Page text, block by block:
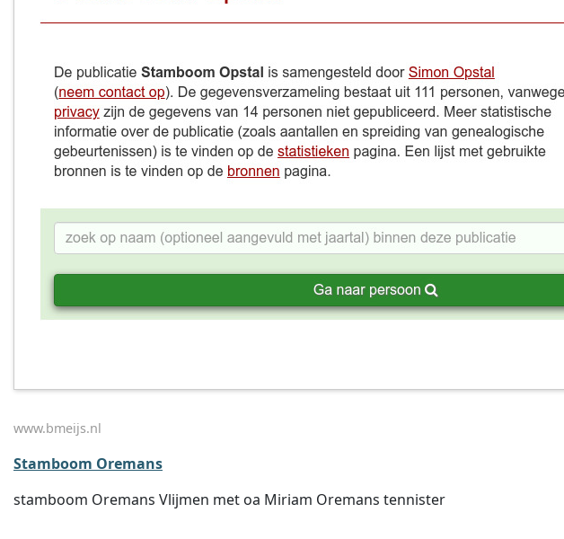
www.bmeijs.nl
Stamboom Oremans
stamboom Oremans Vlijmen met oa Miriam Oremans tennister